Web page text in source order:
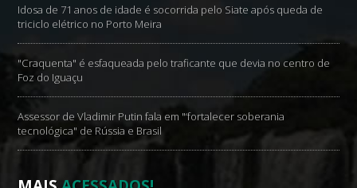
Idosa de 71 anos de idade é socorrida pelo Siate após queda de
triciclo elétrico no Porto Meira
"Craquenta" é esfaqueada pelo traficante que devia no centro de
Foz do Iguaçu
Assessor de Vladimir Putin fala em "‘fortalecer soberania
tecnológica" de Rússia e Brasil